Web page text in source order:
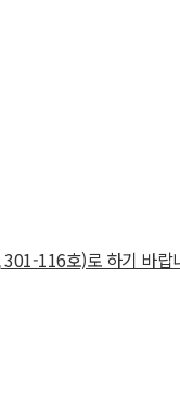
301-116호)로 하기 바랍